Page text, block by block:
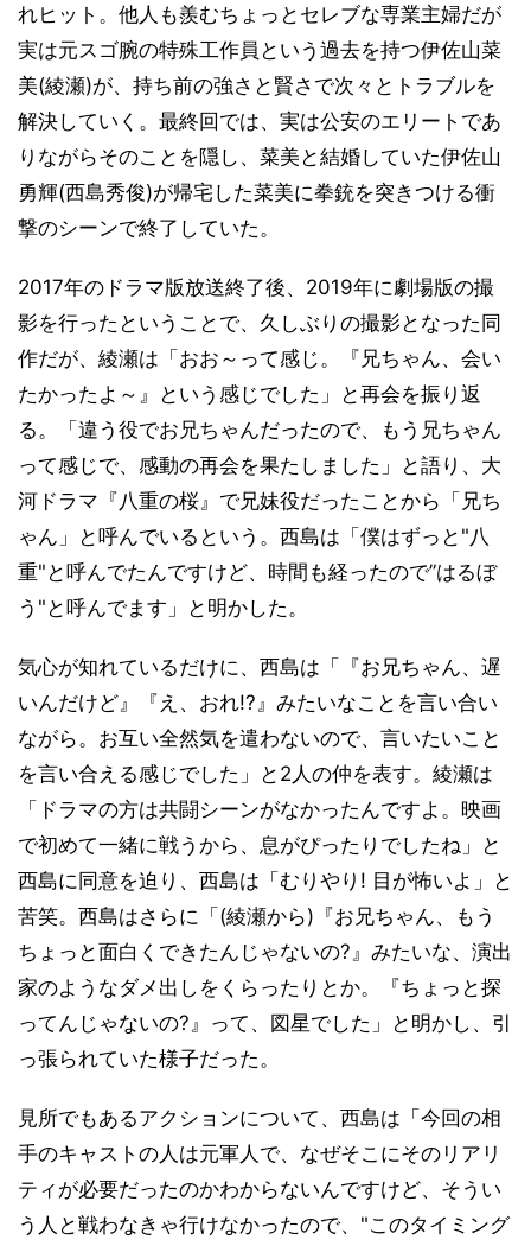
れヒット。他人も羨むちょっとセレブな専業主婦だが
実は元スゴ腕の特殊工作員という過去を持つ伊佐山菜
美(綾瀬)が、持ち前の強さと賢さで次々とトラブルを
解決していく。最終回では、実は公安のエリートであ
りながらそのことを隠し、菜美と結婚していた伊佐山
勇輝(西島秀俊)が帰宅した菜美に拳銃を突きつける衝
撃のシーンで終了していた。
2017年のドラマ版放送終了後、2019年に劇場版の撮
影を行ったということで、久しぶりの撮影となった同
作だが、綾瀬は「おお～って感じ。『兄ちゃん、会い
たかったよ～』という感じでした」と再会を振り返
る。「違う役でお兄ちゃんだったので、もう兄ちゃん
って感じで、感動の再会を果たしました」と語り、大
河ドラマ『八重の桜』で兄妹役だったことから「兄ち
ゃん」と呼んでいるという。西島は「僕はずっと"八
重"と呼んでたんですけど、時間も経ったので”はるぼ
う"と呼んでます」と明かした。
気心が知れているだけに、西島は「『お兄ちゃん、遅
いんだけど』『え、おれ!?』みたいなことを言い合い
ながら。お互い全然気を遣わないので、言いたいこと
を言い合える感じでした」と2人の仲を表す。綾瀬は
「ドラマの方は共闘シーンがなかったんですよ。映画
で初めて一緒に戦うから、息がぴったりでしたね」と
西島に同意を迫り、西島は「むりやり! 目が怖いよ」と
苦笑。西島はさらに「(綾瀬から)『お兄ちゃん、もう
ちょっと面白くできたんじゃないの?』みたいな、演出
家のようなダメ出しをくらったりとか。『ちょっと探
ってんじゃないの?』って、図星でした」と明かし、引
っ張られていた様子だった。
見所でもあるアクションについて、西島は「今回の相
手のキャストの人は元軍人で、なぜそこにそのリアリ
ティが必要だったのかわからないんですけど、そうい
う人と戦わなきゃ行けなかったので、"このタイミング